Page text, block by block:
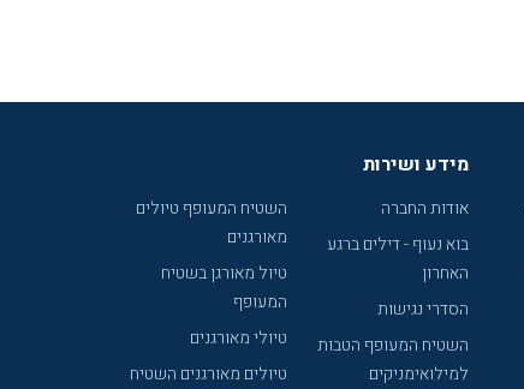
מידע ושירות
אודות החברה
בוא נעוף - דילים ברגע
האחרון
הסדרי נגישות
השטיח המעופף הטבות
למילואימניקים
השטיח המעופף טיולים
מאורגנים
טיול מאורגן בשטיח
המעופף
טיולי מאורגנים
טיולים מאורגנים השטיח